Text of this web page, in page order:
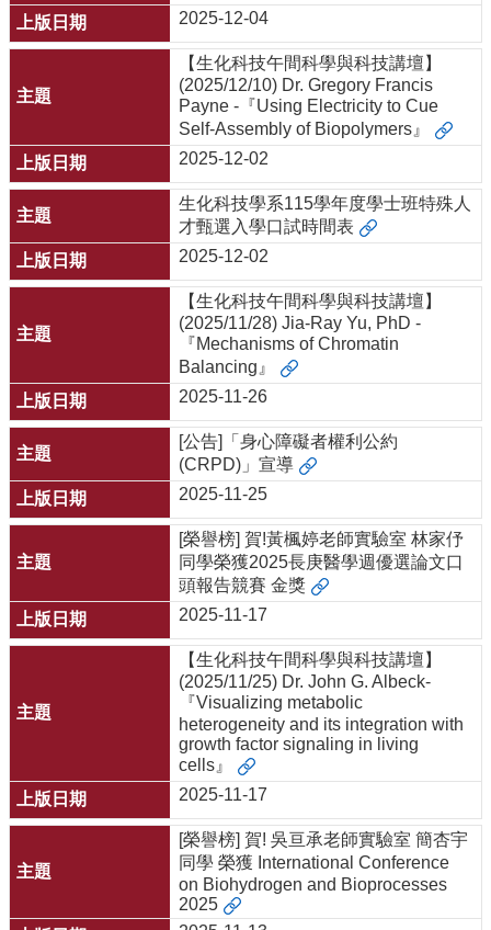
2025-12-04
【生化科技午間科學與科技講壇】
(2025/12/10) Dr. Gregory Francis
Payne -『Using Electricity to Cue
Self-Assembly of Biopolymers』
2025-12-02
生化科技學系115學年度學士班特殊人
才甄選入學口試時間表
2025-12-02
【生化科技午間科學與科技講壇】
(2025/11/28) Jia-Ray Yu, PhD -
『Mechanisms of Chromatin
Balancing』
2025-11-26
[公告]「身心障礙者權利公約
(CRPD)」宣導
2025-11-25
[榮譽榜] 賀!黃楓婷老師實驗室 林家伃
同學榮獲2025長庚醫學週優選論文口
頭報告競賽 金獎
2025-11-17
【生化科技午間科學與科技講壇】
(2025/11/25) Dr. John G. Albeck-
『Visualizing metabolic
heterogeneity and its integration with
growth factor signaling in living
cells』
2025-11-17
[榮譽榜] 賀! 吳亘承老師實驗室 簡杏宇
同學 榮獲 International Conference
on Biohydrogen and Bioprocesses
2025